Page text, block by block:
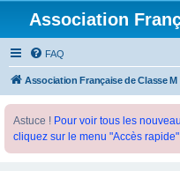
Association
FAQ
Association Française de Classe M
Astuce ! Pour voir tous les
cliquez sur le menu "Accès